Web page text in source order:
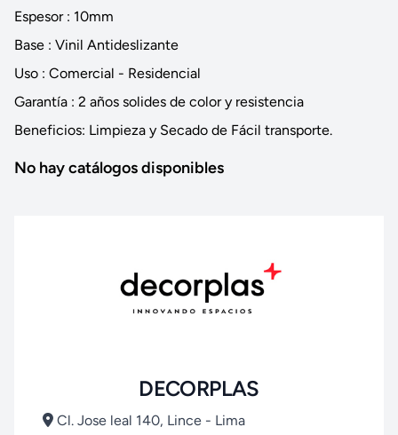
Espesor : 10mm
Base : Vinil Antideslizante
Uso : Comercial - Residencial
Garantía : 2 años solides de color y resistencia
Beneficios: Limpieza y Secado de Fácil transporte.
No hay catálogos disponibles
DECORPLAS
Cl. Jose leal 140, Lince - Lima